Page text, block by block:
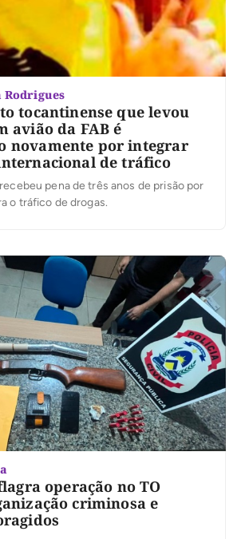
Rodrigues
tocantinense que levou
avião da FAB é
novamente por integrar
de tráfico
pena de três anos de prisão por
o tráfico de drogas.
operação no TO
criminosa e